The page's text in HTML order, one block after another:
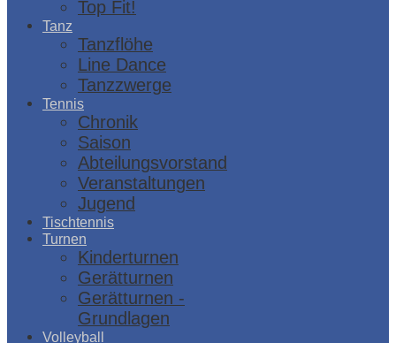
Top Fit!
Tanz
Tanzflöhe
Line Dance
Tanzzwerge
Tennis
Chronik
Saison
Abteilungsvorstand
Veranstaltungen
Jugend
Tischtennis
Turnen
Kinderturnen
Gerätturnen
Gerätturnen -
Grundlagen
Volleyball